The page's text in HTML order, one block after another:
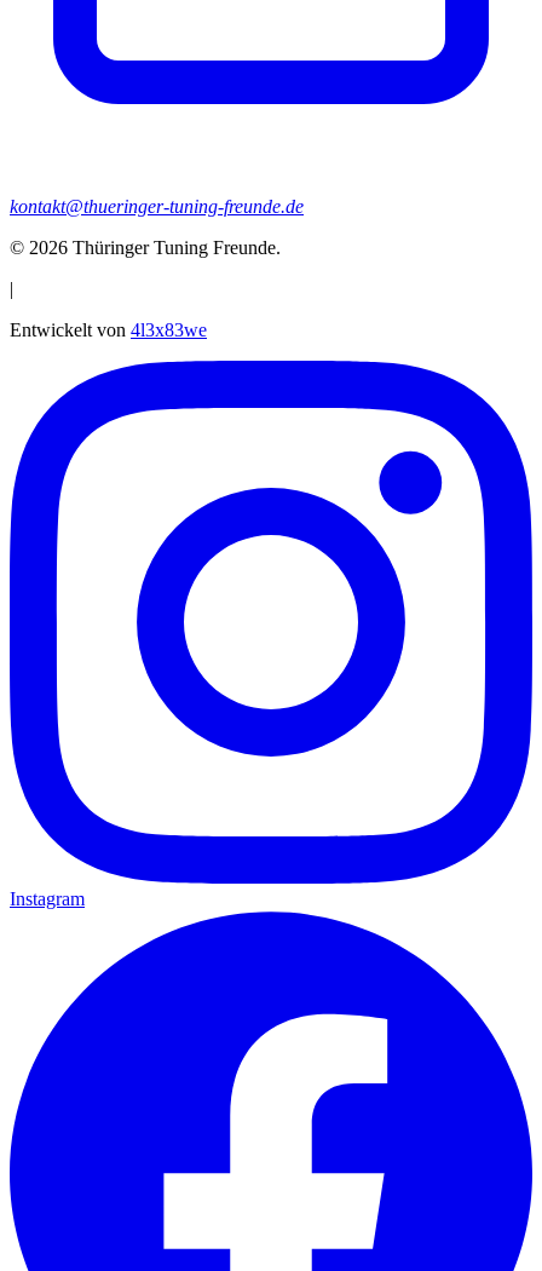
kontakt@thueringer-tuning-freunde.de
© 2026 Thüringer Tuning Freunde.
|
Entwickelt von 4l3x83we
Instagram